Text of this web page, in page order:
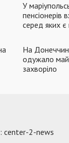
У
пенсіонерів
серед яких є
На
одужало
захворіло